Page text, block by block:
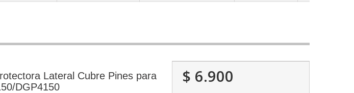
Lateral Cubre Pines para
DGP4150
$ 6.900